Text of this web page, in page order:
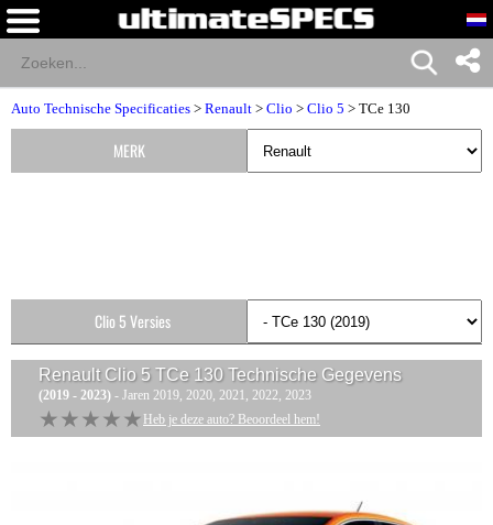
Auto Technische Specificaties > Renault > Clio > Clio 5 > TCe 130
Renault Clio 5 TCe 130Technische Gegevens
(2019 - 2023) - Jaren 2019, 2020, 2021, 2022, 2023
★★★★★
★★★★★ Heb je deze auto? Beoordeel hem!
MERK
Clio 5 Versies